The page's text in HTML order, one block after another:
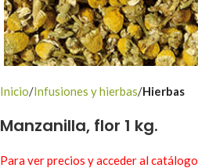
Inicio Infusiones y hierbas Hierbas
Manzanilla, flor 1 kg.
Para ver precios y acceder al catálogo